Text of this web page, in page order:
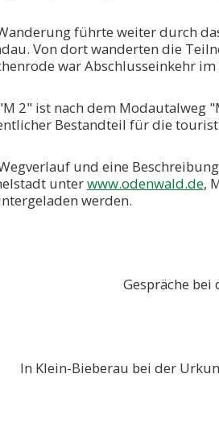
führte weiter durch
Von dort wanderten die
war Abschlusseinkehr im
2" ist nach dem Modautalweg
Bestandteil für die
und eine
unterwww.odenwald.de,
werden.
bei der
Bieberau bei der